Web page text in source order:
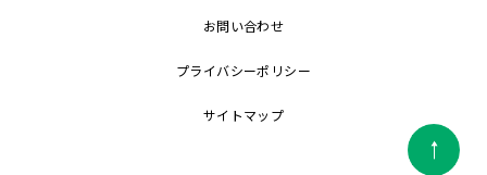
お問い合わせ
プライバシーポリシー
サイトマップ